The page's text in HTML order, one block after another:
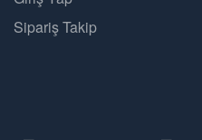
Sipariş Takip